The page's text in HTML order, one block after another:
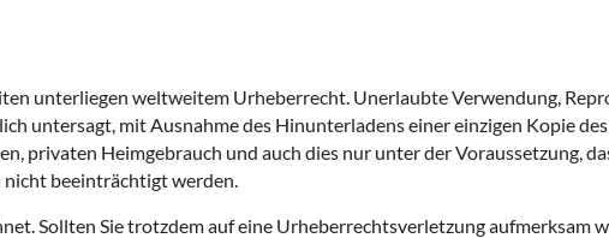
unterliegen weltweitem Urheberrecht. Unerlaubte Verwendung,
untersagt, mit Ausnahme des Hinunterladens einer einzigen Kopie
privaten Heimgebrauch und auch dies nur unter der Voraussetzung,
beeinträchtigt werden.
Sollten Sie trotzdem auf eine Urheberrechtsverletzung aufmerksam